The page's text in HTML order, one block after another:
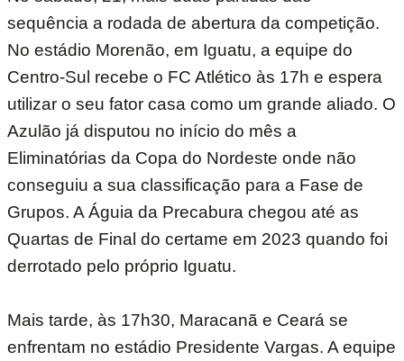
sequência a rodada de abertura da competição.
No estádio Morenão, em Iguatu, a equipe do
Centro-Sul recebe o FC Atlético às 17h e espera
utilizar o seu fator casa como um grande aliado. O
Azulão já disputou no início do mês a
Eliminatórias da Copa do Nordeste onde não
conseguiu a sua classificação para a Fase de
Grupos. A Águia da Precabura chegou até as
Quartas de Final do certame em 2023 quando foi
derrotado pelo próprio Iguatu.
Mais tarde, às 17h30, Maracanã e Ceará se
enfrentam no estádio Presidente Vargas. A equipe